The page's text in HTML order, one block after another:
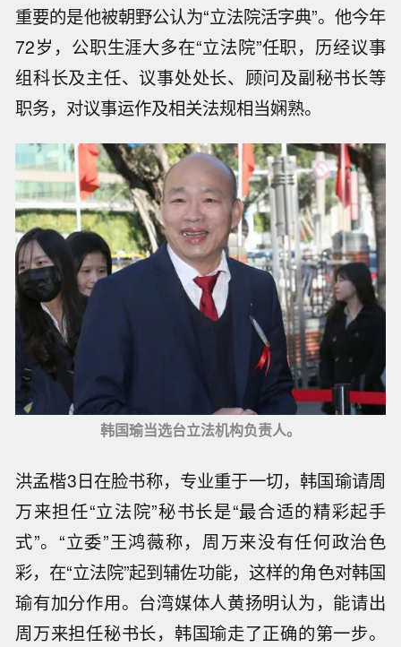
重要的是他被朝野公认为“立法院活字典”。他今年
72岁，公职生涯大多在“立法院”任职，历经议事
组科长及主任、议事处处长、顾问及副秘书长等
职务，对议事运作及相关法规相当娴熟。
韩国瑜当选台立法机构负责人。
洪孟楷3日在脸书称，专业重于一切，韩国瑜请周
万来担任“立法院”秘书长是“最合适的精彩起手
式”。“立委”王鸿薇称，周万来没有任何政治色
彩，在“立法院”起到辅佐功能，这样的角色对韩国
瑜有加分作用。台湾媒体人黄扬明认为，能请出
周万来担任秘书长，韩国瑜走了正确的第一步。